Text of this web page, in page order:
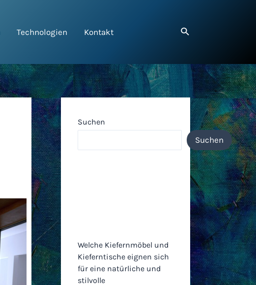
Technologien Kontakt
Suchen
Suchen
Welche Kiefernmöbel und
Kieferntische eignen sich
für eine natürliche und
stilvolle